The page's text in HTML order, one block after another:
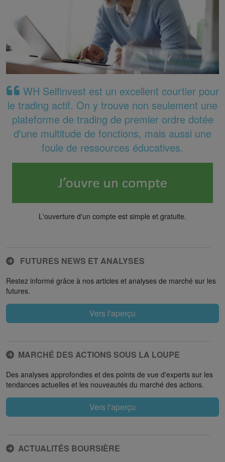
WH Selfinvest est un excellent courtier pour
le trading actif. On y trouve non seulement une
plateforme de trading de premier ordre dotée
d'une multitude de fonctions, mais aussi une
foule de ressources éducatives.
L'ouverture d'un compte est simple et gratuite.
FUTURES NEWS ET ANALYSES
Restez informé grâce à nos articles et analyses de marché sur les
futures.
Vers l'aperçu
MARCHÉ DES ACTIONS SOUS LA LOUPE
Des analyses approfondies et des points de vue d'experts sur les
tendances actuelles et les nouveautés du marché des actions.
Vers l'aperçu
ACTUALITÉS BOURSIÈRE